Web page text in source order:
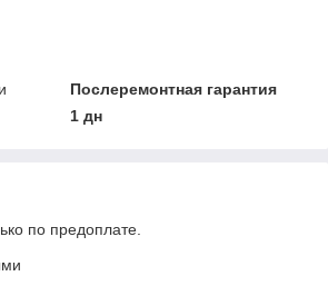
Послеремонтная гарантия
1 дн
по предоплате.